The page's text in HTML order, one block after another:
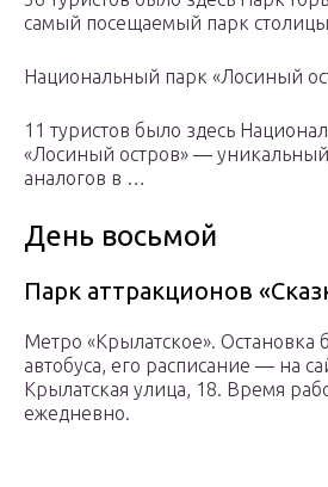
самый посещаемый парк
Национальный парк «Лосиный
11 туристов было здесь
«Лосиный остров» —
аналогов в …
День восьмой
Парк аттракционов
Метро «Крылатское». Остановка
автобуса, его расписание — на
Крылатская улица, 18. Время
ежедневно.